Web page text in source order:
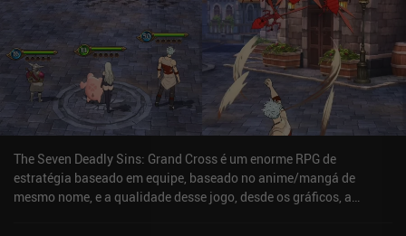
The Seven Deadly Sins: Grand Cross é um enorme RPG de
estratégia baseado em equipe, baseado no anime/mangá de
mesmo nome, e a qualidade desse jogo, desde os gráficos, a